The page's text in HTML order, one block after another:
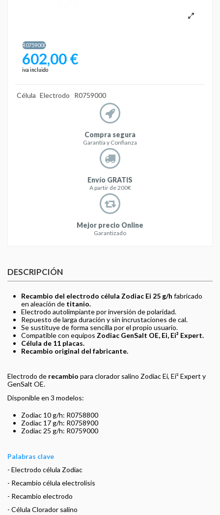
R0759000
602,00 €
iva incluido
Célula Electrodo R0759000
Compra segura
Garantía y Confianza
Envío GRATIS
A partir de 200€
Mejor precio Online
Garantizado
DESCRIPCIÓN
Recambio del electrodo célula Zodiac Ei 25 g/h fabricado
en aleación de titanio.
Electrodo autolimpiante por inversión de polaridad.
Repuesto de larga duración y sin incrustaciones de cal.
Se sustituye de forma sencilla por el propio usuario.
Compatible con equipos Zodiac GenSalt OE, Ei, Ei² Expert.
Célula de 11 placas.
Recambio original del fabricante.
Electrodo de recambio para clorador salino Zodiac Ei, Ei² Expert y
GenSalt OE.
Disponible en 3 modelos:
Zodiac 10 g/h: R0758800
Zodiac 17 g/h: R0758900
Zodiac 25 g/h: R0759000
Palabras clave
- Electrodo célula Zodiac
- Recambio célula electrolisis
- Recambio electrodo
- Célula Clorador salino